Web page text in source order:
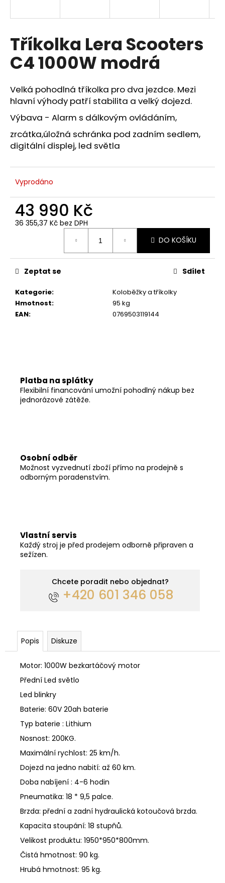
Tříkolka Lera Scooters
C4 1000W modrá
Velká pohodlná tříkolka pro dva jezdce. Mezi
hlavní výhody patří stabilita a velký dojezd.
Výbava - Alarm s dálkovým ovládáním,
zrcátka,úložná schránka pod zadním sedlem,
digitální displej, led světla
Vyprodáno
43 990 Kč
36 355,37 Kč bez DPH
DO KOŠÍKU
Kategorie:
Koloběžky a tříkolky
Hmotnost:
95 kg
EAN: 0769503119144
Zeptat se Sdílet
Platba na splátky
Flexibilní financování umožní pohodlný nákup bez
jednorázové zátěže.
Osobní odběr
Možnost vyzvednutí zboží přímo na prodejně s
odborným poradenstvím.
Vlastní servis
Každý stroj je před prodejem odborně připraven a
sežízen.
Chcete poradit nebo objednat?
+420 601 346 058
Popis Diskuze
Motor: 1000W bezkartáčový motor
Přední Led světlo
Led blinkry
Baterie: 60V 20ah baterie
Typ baterie : Lithium
Nosnost: 200KG.
Maximální rychlost: 25 km/h.
Dojezd na jedno nabití: až 60 km.
Doba nabíjení : 4-6 hodin
Pneumatika: 18 * 9,5 palce.
Brzda: přední a zadní hydraulická kotoučová brzda.
Kapacita stoupání: 18 stupňů.
Velikost produktu: 1950*950*800mm.
Čistá hmotnost: 90 kg.
Hrubá hmotnost: 95 kg.
í
t
?
HLEDAT
o
p
o
u
č
e
m